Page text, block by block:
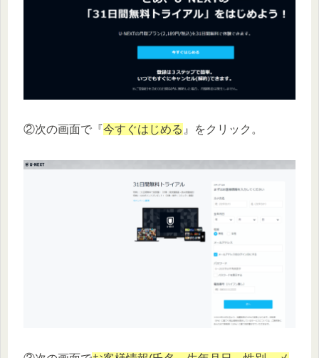
②次の画面で『 今すぐはじめる 』をクリック。